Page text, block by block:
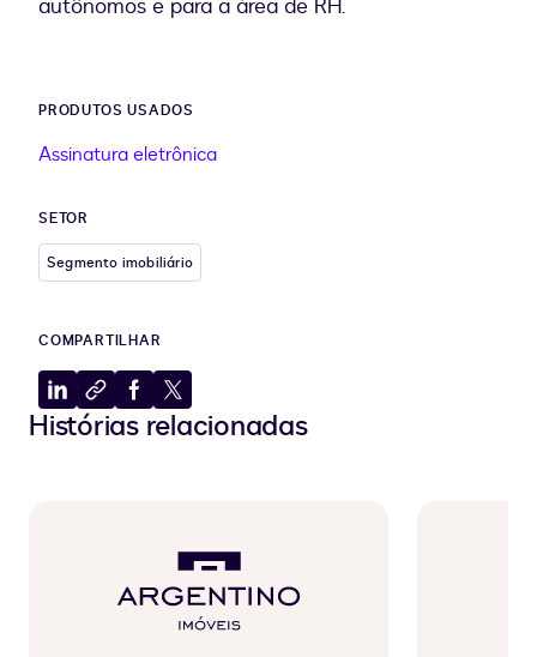
autônomos e para a área de RH.
PRODUTOS USADOS
Assinatura eletrônica
SETOR
Segmento imobiliário
COMPARTILHAR
Compartilhar
no
Copiar
para
Compartilhar
no
Compartilhar
no
Histórias relacionadas